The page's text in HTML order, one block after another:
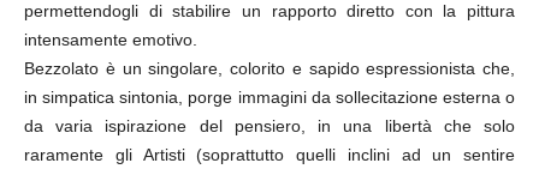
permettendogli di stabilire un rapporto diretto con la pittura
intensamente emotivo.
Bezzolato è un singolare, colorito e sapido espressionista che,
in simpatica sintonia, porge immagini da sollecitazione esterna o
da varia ispirazione del pensiero, in una libertà che solo
raramente gli Artisti (soprattutto quelli inclini ad un sentire